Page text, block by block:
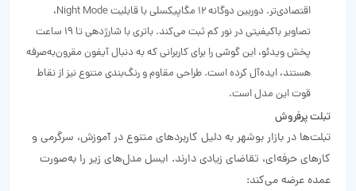
اقتصادی‌تر. دوربین دوگانه 12 مگاپیکسلی با قابلیت Night Mode،
تصاویر باکیفیتی در نور کم ثبت می‌کند. باتری با شارژدهی تا 19 ساعت
پخش ویدئو، این گوشی را برای کاربرانی که به دنبال آیفون مقرون‌به‌صرفه
هستند، ایده‌آل کرده است. طراحی مقاوم و رنگ‌بندی متنوع نیز از نقاط
قوت این مدل است.
تبلت‌ پرفروش
تبلت‌ها در بازار بوشهر به دلیل کاربردهای متنوع در آموزش، سرگرمی و
کارهای حرفه‌ای، تقاضای زیادی دارند. ایسل مدل‌های زیر را به‌صورت
عمده عرضه می‌کند: